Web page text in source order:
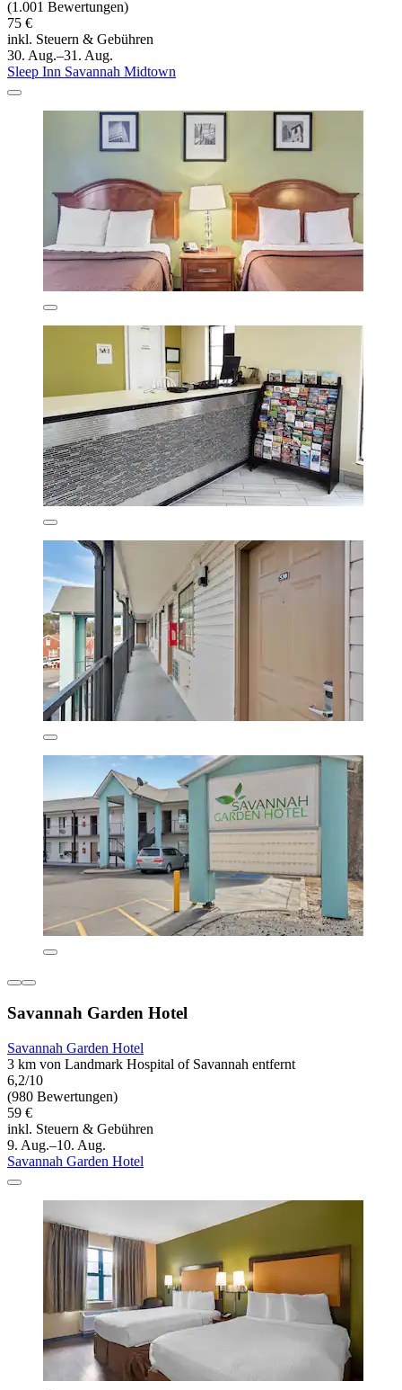
(1.001 Bewertungen)
75 €
inkl. Steuern & Gebühren
30. Aug.–31. Aug.
Sleep Inn Savannah Midtown
Savannah Garden Hotel
Savannah Garden Hotel
3 km von Landmark Hospital of Savannah entfernt
6,2/10
(980 Bewertungen)
59 €
inkl. Steuern & Gebühren
9. Aug.–10. Aug.
Savannah Garden Hotel